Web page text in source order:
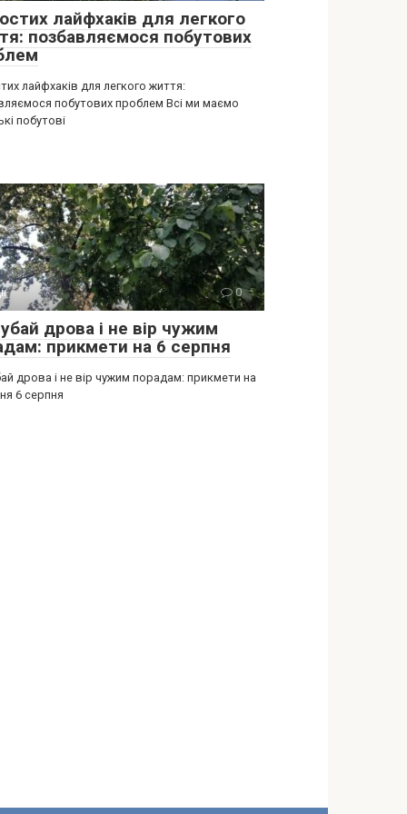
лайфхаків для легкого
позбавляємося побутових
лайфхаків для легкого життя:
побутових проблем Всі ми маємо
побутові
0
дрова і не вір чужим
прикмети на 6 серпня
дрова і не вір чужим порадам: прикмети на
6 серпня